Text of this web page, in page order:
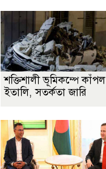
শক্তিশালী ভূমিকম্পে কাঁপল
ইতালি, সতর্কতা জারি